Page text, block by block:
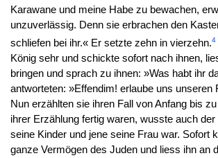
Karawane und meine Habe zu bewachen,
unzuverlässig. Denn sie erbrachen den
schliefen bei ihr.« Er setzte zehn in vierzehn.4
König sehr und schickte sofort nach ihnen,
bringen und sprach zu ihnen: »Was habt ihr
antworteten: »Effendim! erlaube uns unseren
Nun erzählten sie ihren Fall von Anfang bis
ihrer Erzählung fertig waren, wusste auch der
seine Kinder und jene seine Frau war. Sofort
ganze Vermögen des Juden und liess ihn an